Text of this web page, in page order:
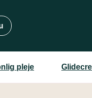
pleje